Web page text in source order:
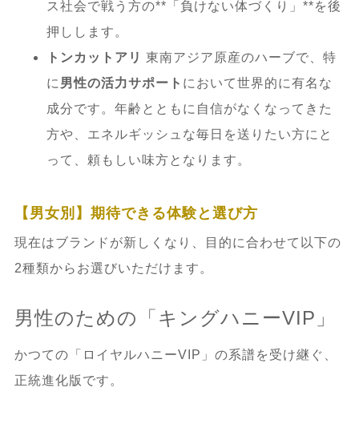
正しく知る
8.品質の劣化を防ぐ！正しい保存方法と管
理のコツ
8.1.自宅での保管ルール
9.結論：あなたの活力、当店が責任を持っ
てお届けします
9.1.【公式】正規品キングハニーVIPの
ご購入はこちら
ス社会で戦う方の**「負けない体づくり」**を後
押しします。
トンカットアリ 東南アジア原産のハーブで、特
に 男性の活力サポート において世界的に有名な
成分です。年齢とともに自信がなくなってきた
方や、エネルギッシュな毎日を送りたい方にと
って、頼もしい味方となります。
【男女別】期待できる体験と選び方
現在はブランドが新しくなり、目的に合わせて以下の
2種類からお選びいただけます。
男性のための「キングハニーVIP」
かつての「ロイヤルハニーVIP」の系譜を受け継ぐ、
正統進化版です。